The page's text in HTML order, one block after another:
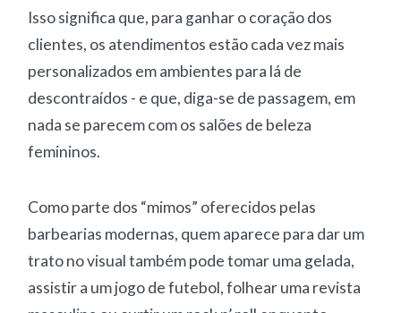
Isso significa que, para ganhar o coração dos
clientes, os atendimentos estão cada vez mais
personalizados em ambientes para lá de
descontraídos - e que, diga-se de passagem, em
nada se parecem com os salões de beleza
femininos.
Como parte dos “mimos” oferecidos pelas
barbearias modernas, quem aparece para dar um
trato no visual também pode tomar uma gelada,
assistir a um jogo de futebol, folhear uma revista